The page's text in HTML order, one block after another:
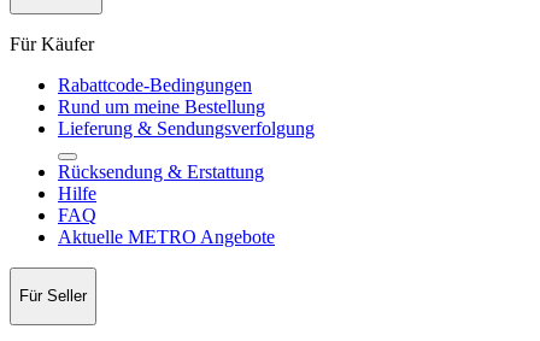
Für Käufer
Rabattcode-Bedingungen
Rund um meine Bestellung
Lieferung & Sendungsverfolgung
Rücksendung & Erstattung
Hilfe
FAQ
Aktuelle METRO Angebote
Für Seller